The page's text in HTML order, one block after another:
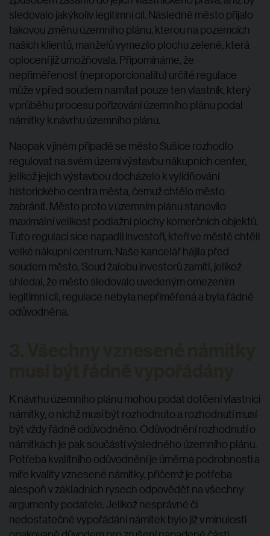
sledovalo jakýkoliv legitimní cíl. Následně město přijalo
takovou změnu územního plánu, kterou na pozemcích
našich klientů, manželů vymezilo plochu zeleně, která
oplocení již umožňovala. Připomínáme, že
nepřiměřenost (neproporcionalitu) určité regulace
může v před soudem namítat pouze ten vlastník, který
v průběhu procesu pořizování územního plánu podal
námitky k návrhu územního plánu.
Naopak v jiném případě se město Sušice rozhodlo
regulovat na svém území výstavbu nákupních center,
jelikož jejich výstavbou docházelo k vylidňování
historického centra města, čemuž chtělo město
zabránit. Město proto v územním plánu stanovilo
maximální velikost podlažní plochy komerčních objektů.
Tuto regulaci sice napadli investoři, kteří ve městě chtěli
velké nákupní centrum. Naše kancelář hájila před
soudem město. Soud žalobu investorů zamítl, jelikož
shledal, že město sledovalo uvedeným omezením
legitimní cíl, regulace nebyla nepřiměřená a byla řádně
odůvodněna.
K návrhu územního plánu mohou podat dotčení vlastníci
námitky, o nichž musí být rozhodnuto a rozhodnutí musí
být vždy řádně odůvodněno. Odůvodnění rozhodnutí o
námitkách je pak součástí výsledného územního plánu.
Potřeba kvalitního odůvodnění je úměrná podrobnosti a
míře kvality vznesené námitky, přičemž je potřeba
alespoň v základních rysech odpovědět na všechny
argumenty podatele. Jelikož nesprávné či
nedostatečné vypořádání námitek bylo již v minulosti